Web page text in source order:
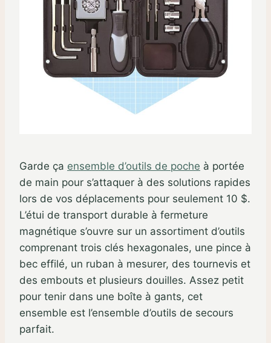
Garde ça ensemble d’outils de poche à portée
de main pour s’attaquer à des solutions rapides
lors de vos déplacements pour seulement 10 $.
L’étui de transport durable à fermeture
magnétique s’ouvre sur un assortiment d’outils
comprenant trois clés hexagonales, une pince à
bec effilé, un ruban à mesurer, des tournevis et
des embouts et plusieurs douilles. Assez petit
pour tenir dans une boîte à gants, cet
ensemble est l’ensemble d’outils de secours
parfait.